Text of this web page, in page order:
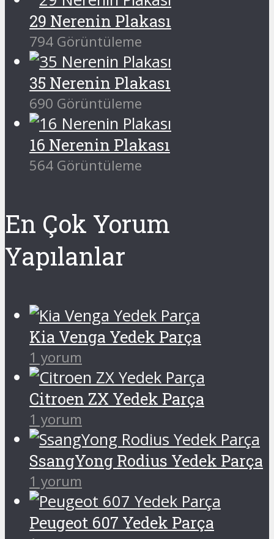
29 Nerenin Plakası
794 Görüntüleme
35 Nerenin Plakası
690 Görüntüleme
16 Nerenin Plakası
564 Görüntüleme
En Çok Yorum
Yapılanlar
Kia Venga Yedek Parça
1 yorum
Citroen ZX Yedek Parça
1 yorum
SsangYong Rodius Yedek Parça
1 yorum
Peugeot 607 Yedek Parça